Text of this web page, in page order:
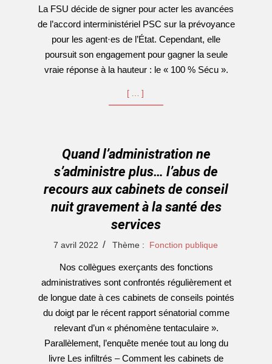
18
La FSU décide de signer pour acter les avancées
de l’accord interministériel PSC sur la prévoyance
pour les agent·es de l’État. Cependant, elle
poursuit son engagement pour gagner la seule
vraie réponse à la hauteur : le « 100 % Sécu ».
[…]
Quand l’administration ne
s’administre plus… l’abus de
recours aux cabinets de conseil
nuit gravement à la santé des
services
2022-7 avril 2022 Thème : Fonction publique
Nos collègues exerçants des fonctions
administratives sont confrontés régulièrement et
de longue date à ces cabinets de conseils pointés
du doigt par le récent rapport sénatorial comme
relevant d’un « phénomène tentaculaire ».
Parallèlement, l’enquête menée tout au long du
livre Les infiltrés – Comment les cabinets de